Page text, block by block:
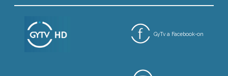
GyTv a Facebook-on